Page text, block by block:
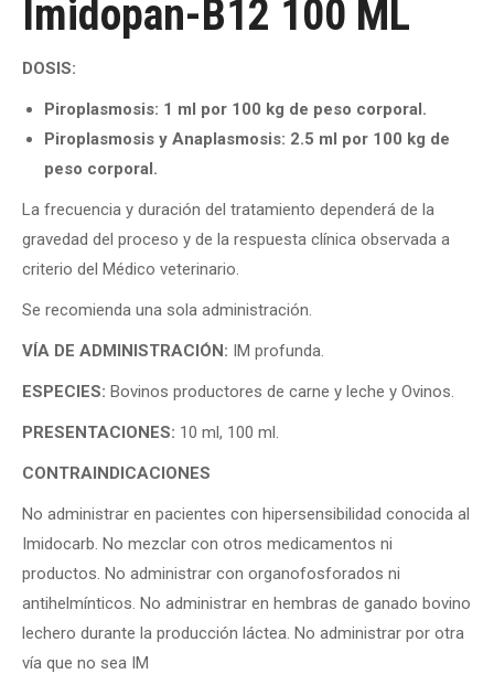
Imidopan-B12 100 ML
DOSIS:
Piroplasmosis: 1 ml por 100 kg de peso corporal.
Piroplasmosis y Anaplasmosis: 2.5 ml por 100 kg de
peso corporal.
La frecuencia y duración del tratamiento dependerá de la
gravedad del proceso y de la respuesta clínica observada a
criterio del Médico veterinario.
Se recomienda una sola administración.
VÍA DE ADMINISTRACIÓN: IM profunda.
ESPECIES: Bovinos productores de carne y leche y Ovinos.
PRESENTACIONES: 10 ml, 100 ml.
CONTRAINDICACIONES
No administrar en pacientes con hipersensibilidad conocida al
Imidocarb. No mezclar con otros medicamentos ni
productos. No administrar con organofosforados ni
antihelmínticos. No administrar en hembras de ganado bovino
lechero durante la producción láctea. No administrar por otra
vía que no sea IM